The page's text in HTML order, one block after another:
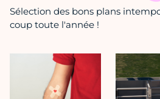
Sélection des bons plans
coup toute l'année !